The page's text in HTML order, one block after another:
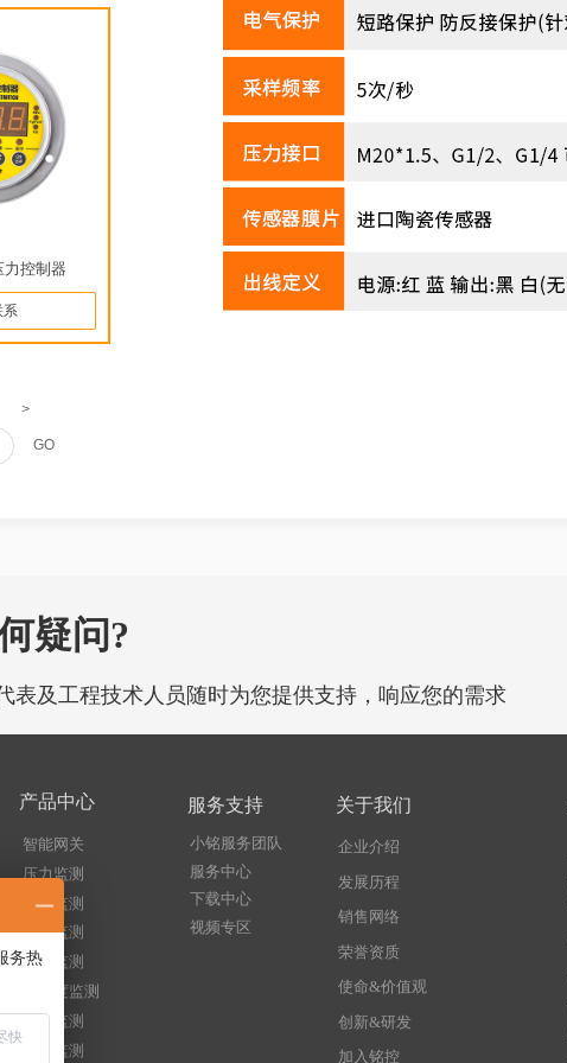
力控制器
系
>
GO
智能网关
压力监测
终端监测
液位监测
温度监测
温湿度监测
水浸监测
振动监测
小铭服务团队
服务中心
下载中心
视频专区
企业介绍
发展历程
销售网络
荣誉资质
使命&价值观
创新&研发
加入铭控
产品中心 服务支持 关于我们
疑问?
表及工程技术人员随时为您提供支持，响应您的需求
务热